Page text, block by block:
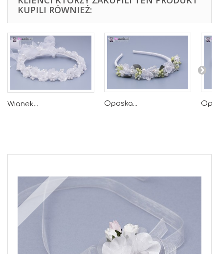
KUPILI RÓWNIEŻ:
Wianek... Opaska...